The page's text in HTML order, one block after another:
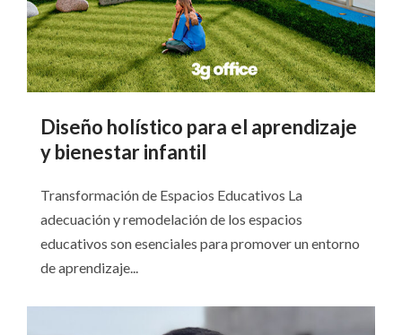
Diseño holístico para el aprendizaje
y bienestar infantil
Transformación de Espacios Educativos La
adecuación y remodelación de los espacios
educativos son esenciales para promover un entorno
de aprendizaje...